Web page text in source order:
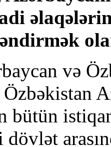
və
Özbəkistan
bütün
dövlət